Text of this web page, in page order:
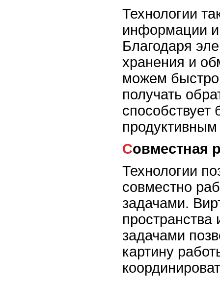
Технологии
информации
Благодаря
хранения и
можем
получать
Совместная
Технологии
совместно
задачами.
задачами
картину